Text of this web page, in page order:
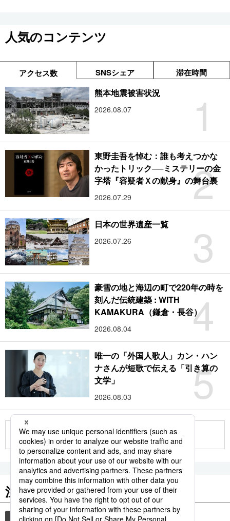
人気のコンテンツ
アクセス数 SNSシェア 滞在時間
1
熊本地震被害状況
2026.08.07
2
東野圭吾を悼む：誰も考えつかな
かったトリック──ミステリーの金
字塔『容疑者Ｘの献身』の舞台裏
2026.07.29
3
日本の世界遺産一覧
2026.07.26
4
豪雪の地と海辺の町で220年の時を
刻んだ伝統建築 : WITH
KAMAKURA（鎌倉・長谷）
2026.08.04
5
唯一の「外国人歌人」カン・ハン
ナさんが短歌で伝える「引き算の
文学」
2026.08.03
もっと見る
注目のキーワード
共同通信ニュース 国民栄誉賞 イチロー